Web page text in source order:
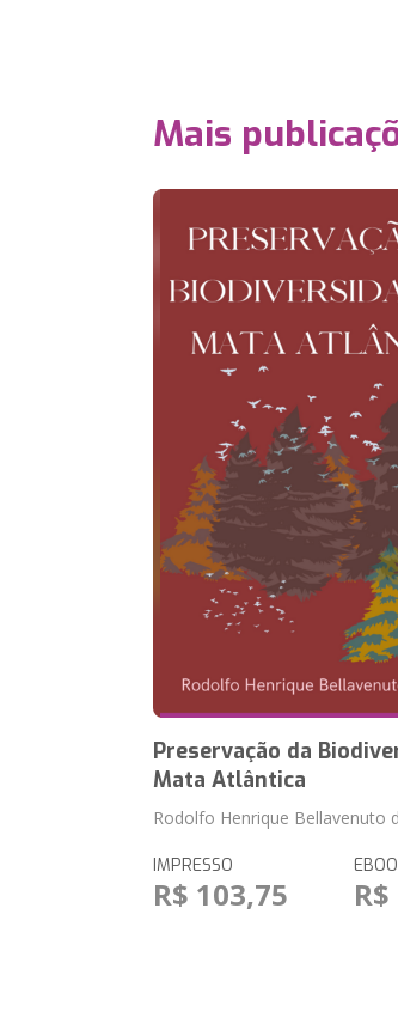
Mais
Preservação da
Mata Atlântica
Rodolfo Henrique Bellavenuto
IMPRESSO
R$ 103,75